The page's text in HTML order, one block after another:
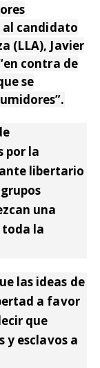
al candidato
(LLA), Javier
contra de
se
por la
libertario
una
la
las ideas de
a favor
que
y esclavos a